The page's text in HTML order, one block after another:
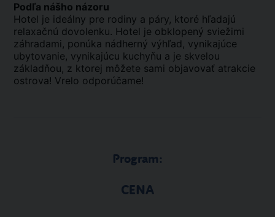
Podľa nášho názoru
Hotel je ideálny pre rodiny a páry, ktoré hľadajú
relaxačnú dovolenku. Hotel je obklopený sviežimi
záhradami, ponúka nádherný výhľad, vynikajúce
ubytovanie, vynikajúcu kuchyňu a je skvelou
základňou, z ktorej môžete sami objavovať atrakcie
ostrova! Vrelo odporúčame!
Program:
CENA